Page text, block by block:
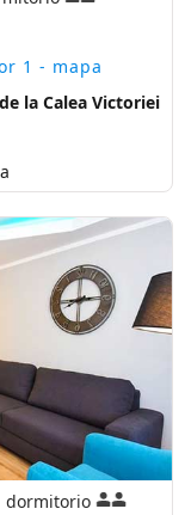
1 - mapa
la Calea Victoriei
dormitorio